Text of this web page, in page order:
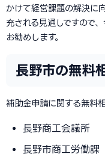
かけて経営課題の解決に
充される見通しですので
お勧めします。
長野市の無料
補助金申請に関する無料
長野商工会議所
長野市商工労働課